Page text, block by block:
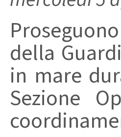
della
in mare
Sezione